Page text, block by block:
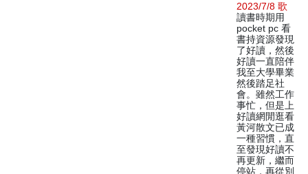
2023/7/8 歌
讀書時期用
pocket pc 看
書持資源發現
了好讀，然後
好讀一直陪伴
我至大學畢業
然後踏足社
會。雖然工作
事忙，但是上
好讀網閒逛看
黃河散文已成
一種習慣，直
至發現好讀不
再更新，繼而
停站，再從別